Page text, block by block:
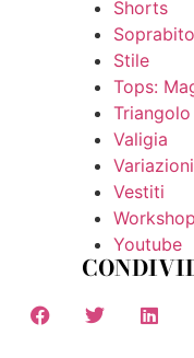
Shorts
Soprabito
Stile
Tops:
Valigia
Vestiti
Workshop
Youtube